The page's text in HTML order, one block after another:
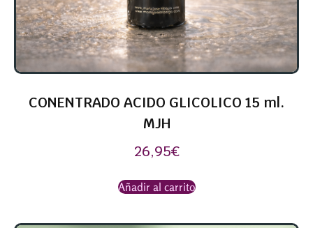
CONENTRADO ACIDO GLICOLICO 15 ml.
MJH
26,95€
Añadir al carrito